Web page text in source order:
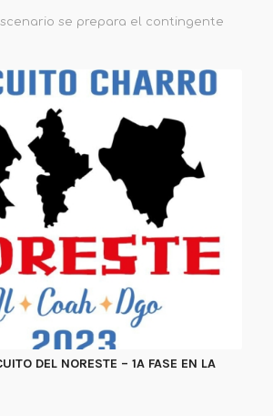
se prepara el contingente
DEL NORESTE – 1A FASE EN LA